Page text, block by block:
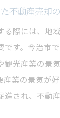
おける不動産
不動産売却の
活かした不動
和島市の不動
功を導く判
で重要となる
不動産売却
る際には、地
す。今治市
観光産業の景
産業の景気が
進され、不動